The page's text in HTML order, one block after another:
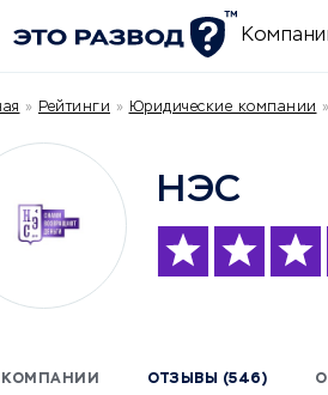
» Рейтинги » Юридические компании »
НЭС
КОМПАНИИ ОТЗЫВЫ (546)